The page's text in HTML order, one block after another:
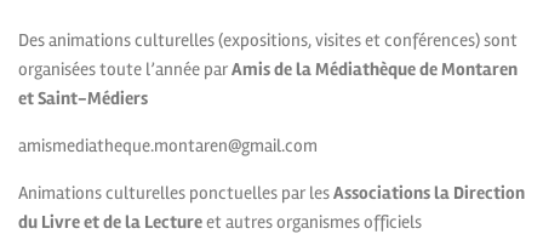
Des animations culturelles (expositions, visites et conférences) sont
organisées toute l’année parAmis de la Médiathèque de Montaren
et Saint-Médiers
amismediatheque.montaren@gmail.com
Animations culturelles ponctuelles par lesAssociations la Direction
du Livre et de la Lectureet autres organismes officiels